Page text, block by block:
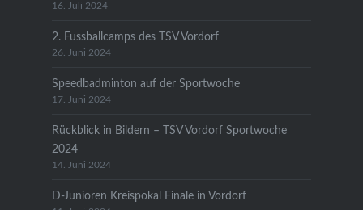
16. Juli 2024
2. Fussballcamps des TSV Vordorf
26. Juni 2024
Speedbadminton auf der Sportwoche
17. Juni 2024
Rückblick in Bildern – TSV Vordorf Sportwoche
2024
14. Juni 2024
D-Junioren Kreispokal Finale in Vordorf